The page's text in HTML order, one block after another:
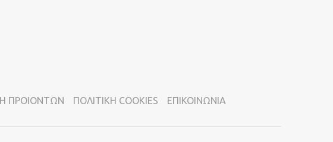
ΠΡΟΙΟΝΤΩΝ ΠΟΛΙΤΙΚΗ COOKIES ΕΠΙΚΟΙΝΩΝΙΑ